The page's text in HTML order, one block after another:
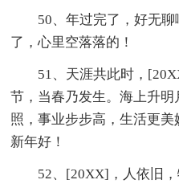
50、年过完了，好无
了，心里空落落的！
51、天涯共此时，
节，当春乃发生。海上升
照，事业步步高，生活更
新年好！
52、[20XX]，人依旧